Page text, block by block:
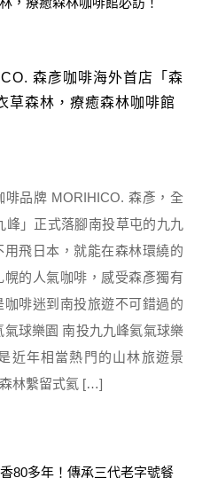
森彥咖啡海外首店「森
草森林，療癒森林咖啡館
品牌 MORIHICO. 森彥，全
」正式落腳南投草屯的九九
飛日本，就能在森林環繞的
的人氣咖啡，感受森彥獨有
啡迷到南投旅遊不可錯過的
球樂園 南投九九峰氦氣球樂
近年相當熱門的山林旅遊景
林繫留式氦 […]